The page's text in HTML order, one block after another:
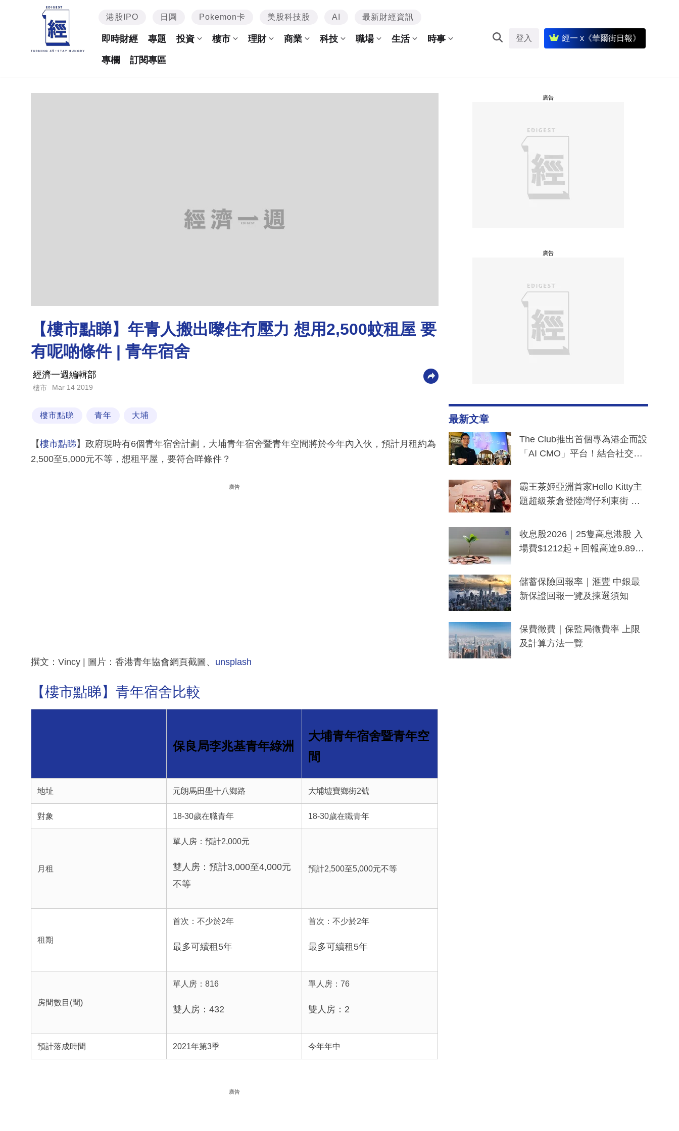
港股IPO 日圓 Pokemon卡 美股科技股 AI 最新財經資訊
即時財經 專題 投資 樓市 理財 商業 科技 職場 生活 時事
專欄 訂閱專區
登入 經一 x《華爾街日報》
【樓市點睇】年青人搬出嚟住冇壓力 想用2,500蚊租屋 要
有呢啲條件 | 青年宿舍
經濟一週編輯部
樓市 Mar 14 2019
樓市點睇 青年 大埔
【樓市點睇 】政府現時有6個青年宿舍計劃，大埔青年宿舍暨青年空間將於今年內入伙，預計月租約為
2,500至5,000元不等，想租平屋，要符合咩條件？
廣告
撰文：Vincy | 圖片：香港青年協會網頁截圖、 unsplash
【樓市點睇】青年宿舍比較
保良局李兆基青年綠洲
大埔青年宿舍暨青年空
間
地址 元朗馬田壆十八鄉路 大埔墟寶鄉街2號
對象 18-30歲在職青年 18-30歲在職青年
月租
單人房：預計2,000元
雙人房：預計3,000至4,000元
不等
預計2,500至5,000元不等
租期
首次：不少於2年
最多可續租5年
首次：不少於2年
最多可續租5年
房間數目(間)
單人房：816
雙人房：432
單人房：76
雙人房：2
預計落成時間 2021年第3季 今年年中
廣告
廣告
廣告
最新文章
The Club推出首個專為港企而設
「AI CMO」平台！結合社交聆
分鐘生成「貼地」宣傳短片
霸王茶姬亞洲首家Hello Kitty主
題超級茶倉登陸灣仔利東街 推
y及香港限定特調系列
收息股2026｜25隻高息港股 入
場費$1212起＋回報高達9.89
儲蓄保險回報率｜滙豐 中銀最
新保證回報一覽及揀選須知
保費徵費｜保監局徵費率 上限
及計算方法一覽